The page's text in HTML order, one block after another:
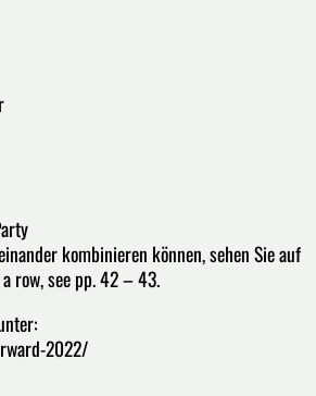
kombinieren können, sehen Sie auf
row, see pp. 42 – 43.
2022/